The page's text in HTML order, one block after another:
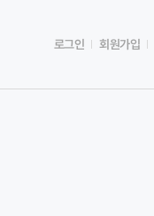
로그인 회원가입